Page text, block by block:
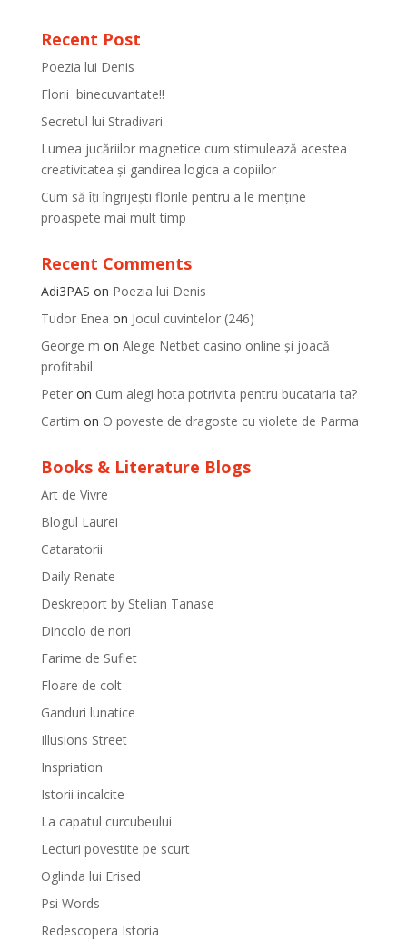
Recent Post
Poezia lui Denis
Florii binecuvantate!!
Secretul lui Stradivari
Lumea jucăriilor magnetice cum stimulează acestea
creativitatea și gandirea logica a copiilor
Cum să îți îngrijești florile pentru a le menține
proaspete mai mult timp
Recent Comments
Adi3PAS on Poezia lui Denis
Tudor Enea on Jocul cuvintelor (246)
George m on Alege Netbet casino online și joacă
profitabil
Peteron Cum alegi hota potrivita pentru bucataria ta?
Cartim on O poveste de dragoste cu violete de Parma
Books & Literature Blogs
Art de Vivre
Blogul Laurei
Cataratorii
Daily Renate
Deskreport by Stelian Tanase
Dincolo de nori
Farime de Suflet
Floare de colt
Ganduri lunatice
Illusions Street
Inspriation
Istorii incalcite
La capatul curcubeului
Lecturi povestite pe scurt
Oglinda lui Erised
Psi Words
Redescopera Istoria